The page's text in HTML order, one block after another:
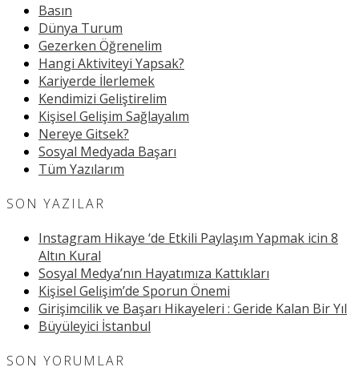
Basın
Dünya Turum
Gezerken Öğrenelim
Hangi Aktiviteyi Yapsak?
Kariyerde İlerlemek
Kendimizi Geliştirelim
Kişisel Gelişim Sağlayalım
Nereye Gitsek?
Sosyal Medyada Başarı
Tüm Yazılarım
SON YAZILAR
Instagram Hikaye ‘de Etkili Paylaşım Yapmak icin 8
Altın Kural
Sosyal Medya’nın Hayatımıza Kattıkları
Kişisel Gelişim’de Sporun Önemi
Girişimcilik ve Başarı Hikayeleri : Geride Kalan Bir Yıl
Büyüleyici İstanbul
SON YORUMLAR